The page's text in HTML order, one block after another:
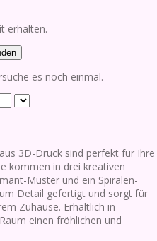
erhalten.
es noch einmal.
3D-Druck sind perfekt für Ihre
kommen in drei kreativen
Muster und ein Spiralen-
Detail gefertigt und sorgt für
Zuhause. Erhältlich in
einen fröhlichen und